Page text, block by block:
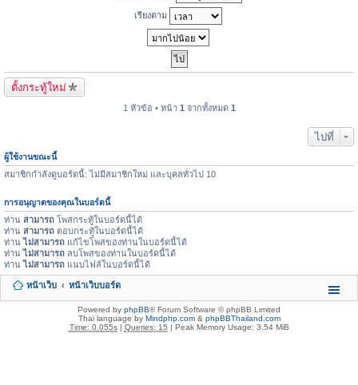
เรียงตาม
ตั้งกระทู้ใหม่
1 หัวข้อ • หน้า 1 จากทั้งหมด 1
ไปที่
ผู้ใช้งานขณะนี้
สมาชิกกำลังดูบอร์ดนี้: ไม่มีสมาชิกใหม่ และบุคลทั่วไป 10
การอนุญาตของคุณในบอร์ดนี้
ท่าน สามารถ โพสกระทู้ในบอร์ดนี้ได้
ท่าน สามารถ ตอบกระทู้ในบอร์ดนี้ได้
ท่านไม่สามารถ แก้ไขโพสของท่านในบอร์ดนี้ได้
ท่านไม่สามารถ ลบโพสของท่านในบอร์ดนี้ได้
ท่านไม่สามารถ แนบไฟล์ในบอร์ดนี้ได้
หน้าเว็บ หน้าเว็บบอร์ด
Powered by phpBB® Forum Software © phpBB Limited
Thai language by Mindphp.com& phpBBThailand.com
Time: 0.055s| Queries: 15 | Peak Memory Usage: 3.54 MiB